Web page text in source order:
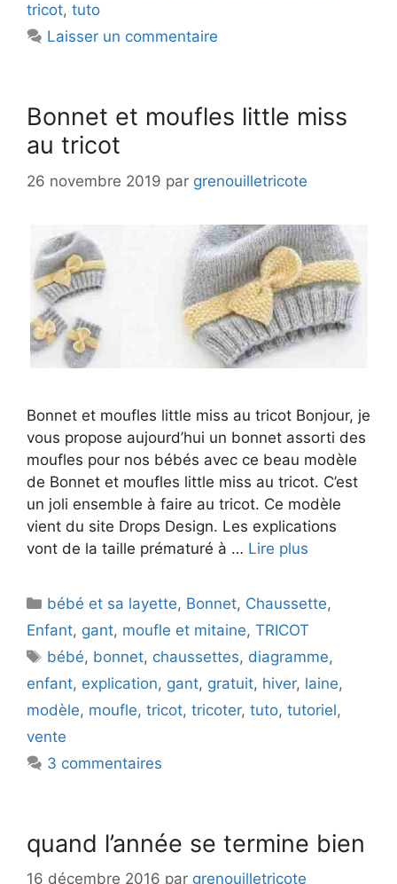
tricot, tuto
Laisser un commentaire
Bonnet et moufles little miss
au tricot
26 novembre 2019 par grenouilletricote
Bonnet et moufles little miss au tricot Bonjour, je
vous propose aujourd’hui un bonnet assorti des
moufles pour nos bébés avec ce beau modèle
de Bonnet et moufles little miss au tricot. C’est
un joli ensemble à faire au tricot. Ce modèle
vient du site Drops Design. Les explications
vont de la taille prématuré à … Lire plus
Catégories
bébé et sa layette, Bonnet, Chaussette,
Enfant, gant, moufle et mitaine, TRICOT
Étiquettes
bébé, bonnet, chaussettes, diagramme,
enfant, explication, gant, gratuit, hiver, laine,
modèle, moufle, tricot, tricoter, tuto, tutoriel,
vente
3 commentaires
quand l’année se termine bien
16 décembre 2016 par grenouilletricote